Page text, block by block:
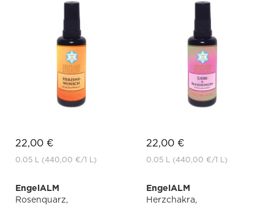
22,00 €
0.05 L (440,00 €/1 L)
22,00 €
0.05 L (440,00 €/1 L)
EngelALM
Rosenquarz,
EngelALM
Herzchakra,